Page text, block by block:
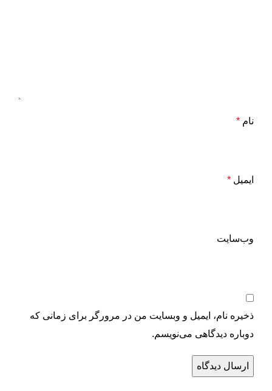
نام *
ایمیل *
وب‌سایت
ذخیره نام، ایمیل و وبسایت من در مرورگر برای زمانی که
دوباره دیدگاهی می‌نویسم.